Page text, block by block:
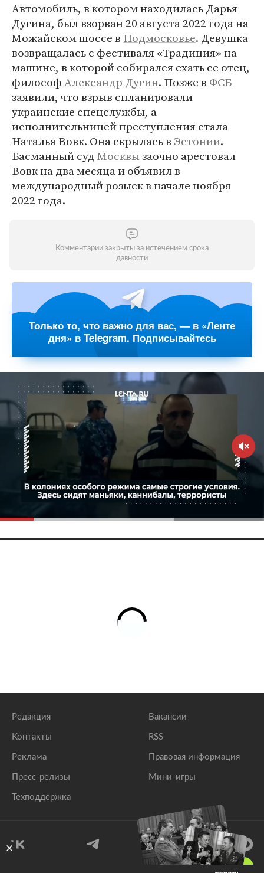
Автомобиль, в котором находилась Дарья
Дугина, был взорван 20 августа 2022 года на
Можайском шоссе в Подмосковье. Девушка
возвращалась с фестиваля «Традиция» на
машине, в которой собирался ехать ее отец,
философАлександр Дугин. Позже в ФСБ
заявили, что взрыв спланировали
украинские спецслужбы, а
исполнительницей преступления стала
Наталья Вовк. Она скрылась в Эстонии.
Басманный судМосквызаочно арестовал
Вовк на два месяца и объявил в
международный розыск в начале ноября
2022 года.
Комментарии закрыты за истечением срока
давности
Только то, что важно для вас, — в «Ленте
дня» в Telegram. Подписывайтесь
Редакция
Контакты
Реклама
Пресс-релизы
Техподдержка
Вакансии
RSS
Правовая информация
Мини-игры